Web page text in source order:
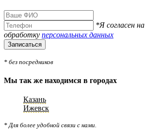
*Я согласен на
обработку персональных данных
Записаться
* без посредников
Мы так же находимся в городах
Казань
Ижевск
* Для более удобной связи с нами.